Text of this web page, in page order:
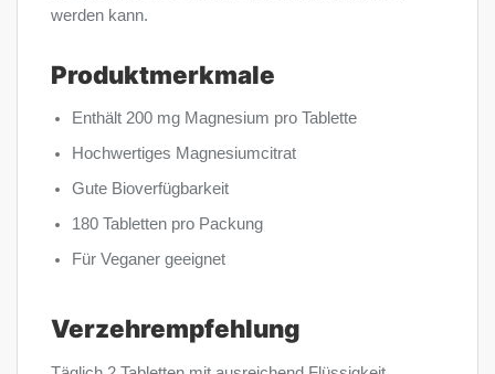
werden kann.
Produktmerkmale
Enthält 200 mg Magnesium pro Tablette
Hochwertiges Magnesiumcitrat
Gute Bioverfügbarkeit
180 Tabletten pro Packung
Für Veganer geeignet
Verzehrempfehlung